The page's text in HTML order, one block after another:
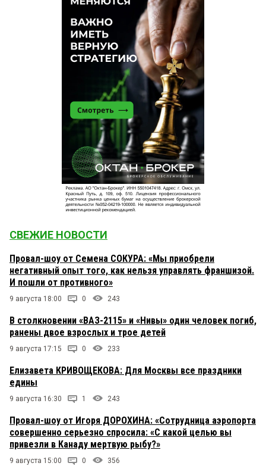
СВЕЖИЕ НОВОСТИ
Провал-шоу от Семена СОКУРА: «Мы приобрели
негативный опыт того, как нельзя управлять франшизой.
И пошли от противного»
9 августа 18:00 0 243
В столкновении «ВАЗ-2115» и «Нивы» один человек погиб,
ранены двое взрослых и трое детей
9 августа 17:15 0 233
Елизавета КРИВОЩЕКОВА: Для Москвы все праздники
едины
9 августа 16:30 1 243
Провал-шоу от Игоря ДОРОХИНА: «Сотрудница аэропорта
совершенно серьезно спросила: «С какой целью вы
привезли в Канаду мертвую рыбу?»
9 августа 15:00 0 356